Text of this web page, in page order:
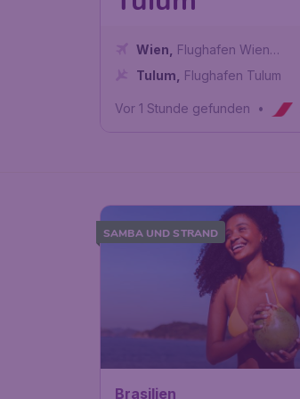
Wien
Flughafen Wien
Schwechat
Tulum Flughafen Tulum
Vor 1 Stunde gefunden •
SAMBA UND STRAND
Brasilien